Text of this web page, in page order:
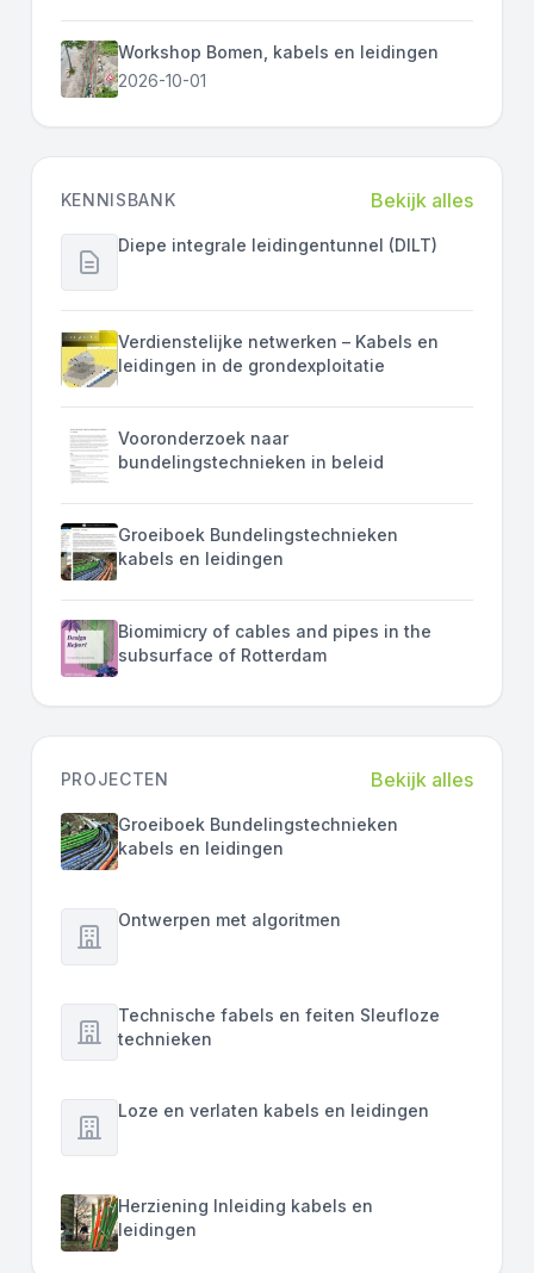
Workshop Bomen, kabels en leidingen
2026-10-01
KENNISBANK Bekijk alles
Diepe integrale leidingentunnel (DILT)
Verdienstelijke netwerken – Kabels en
leidingen in de grondexploitatie
Vooronderzoek naar
bundelingstechnieken in beleid
Groeiboek Bundelingstechnieken
kabels en leidingen
Biomimicry of cables and pipes in the
subsurface of Rotterdam
PROJECTEN Bekijk alles
Groeiboek Bundelingstechnieken
kabels en leidingen
Ontwerpen met algoritmen
Technische fabels en feiten Sleufloze
technieken
Loze en verlaten kabels en leidingen
Herziening Inleiding kabels en
leidingen